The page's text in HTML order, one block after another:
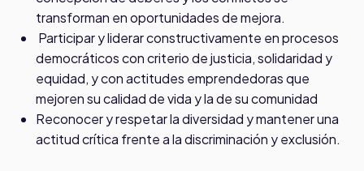
transforman en oportunidades de mejora.
Participar y liderar constructivamente en procesos
democráticos con criterio de justicia, solidaridad y
equidad, y con actitudes emprendedoras que
mejoren su calidad de vida y la de su comunidad
Reconocer y respetar la diversidad y mantener una
actitud crítica frente a la discriminación y exclusión.